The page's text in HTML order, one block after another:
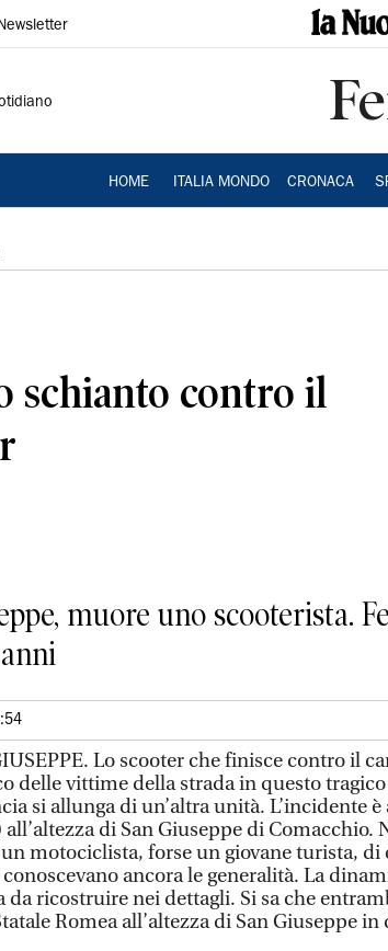
HOME ITALIA MONDO CRONACA
schianto contro il
muore uno scooterista.
Lo scooter che finisce contro il
delle vittime della strada in questo
si allunga di un’altra unità. L’incidente
all’altezza di San Giuseppe di Comacchio.
motociclista, forse un giovane turista, di
ancora le generalità. La
da ricostruire nei dettagli. Si sa che
Romea all’altezza di San Giuseppe